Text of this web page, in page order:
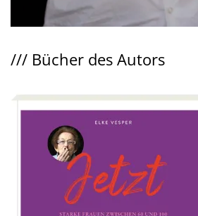
/// Bücher des Autors